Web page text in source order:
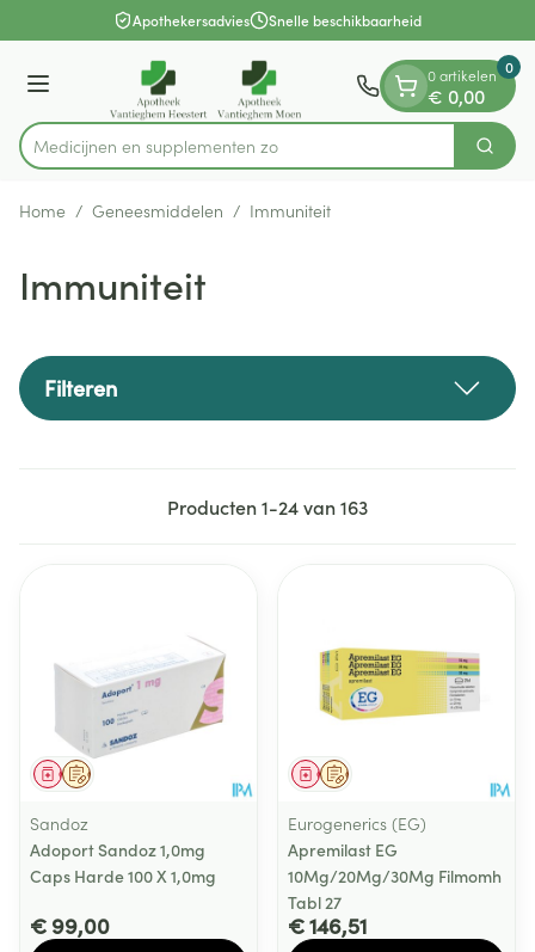
Ga naar de inhoudApothekersadvies Snelle beschikbaarheid
Menu
Product, merk, categorie...
Medicijnen Zoek
0 artikelen
€ 0,00
0
Home / Geneesmiddelen / Immuniteit
Immuniteit
Filteren
Producten1-24van163
Op voorschrift
Geneesmiddel
Sandoz
Adoport Sandoz 1,0mg
Caps Harde 100 X 1,0mg
€ 99,00
Op voorschrift
Geneesmiddel
Eurogenerics (EG)
Apremilast EG
10Mg/20Mg/30Mg Filmomh
Tabl 27
€ 146,51